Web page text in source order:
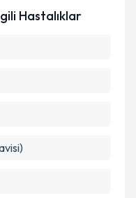
Hastalıklar